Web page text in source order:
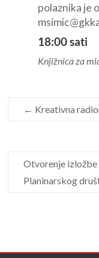
polaznika je
18:00 sati
Knjižnica za
← Kreativna
Otvorenje
Planinarskog